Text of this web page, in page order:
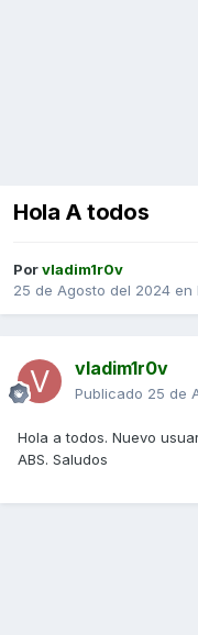
Hola A todos
Porvladim1r0v
25 de Agosto del 2024 en
vladim1r0v
Publicado 25 de
Hola a todos. Nuevo
ABS. Saludos